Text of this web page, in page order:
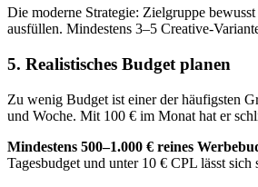
Die moderne Strategie: Zielgruppe
ausfüllen. Mindestens 3–5 Creative-
5. Realistisches Budget planen
Zu wenig Budget ist einer der häufigsten
und Woche. Mit 100 € im Monat hat er
Mindestens 500–1.000 € reines
Tagesbudget und unter 10 € CPL lässt